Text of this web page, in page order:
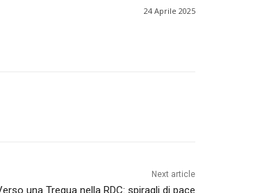
24 Aprile 2025
Next article